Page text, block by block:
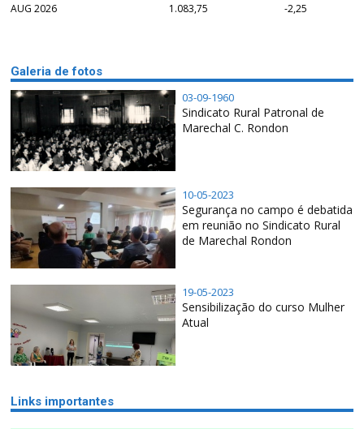
AUG 2026 1.083,75 -2,25
Galeria de fotos
03-09-1960
Sindicato Rural Patronal de
Marechal C. Rondon
10-05-2023
Segurança no campo é debatida
em reunião no Sindicato Rural
de Marechal Rondon
19-05-2023
Sensibilização do curso Mulher
Atual
Links importantes